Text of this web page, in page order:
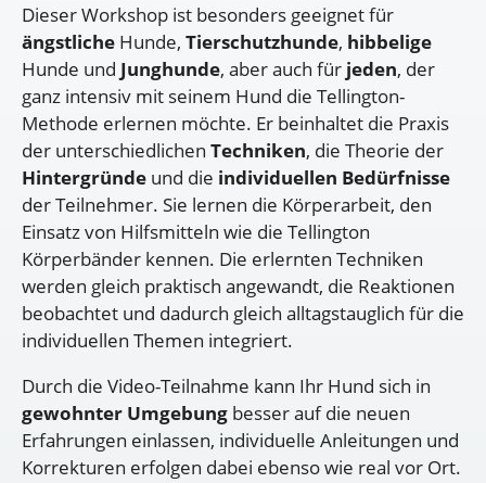
Dieser Workshop ist besonders geeignet für
ängstliche Hunde, Tierschutzhunde, hibbelige
Hunde und Junghunde, aber auch für jeden, der
ganz intensiv mit seinem Hund die Tellington-
Methode erlernen möchte. Er beinhaltet die Praxis
der unterschiedlichen Techniken, die Theorie der
Hintergründe und die individuellen Bedürfnisse
der Teilnehmer. Sie lernen die Körperarbeit, den
Einsatz von Hilfsmitteln wie die Tellington
Körperbänder kennen. Die erlernten Techniken
werden gleich praktisch angewandt, die Reaktionen
beobachtet und dadurch gleich alltagstauglich für die
individuellen Themen integriert.
Durch die Video-Teilnahme kann Ihr Hund sich in
gewohnter Umgebung besser auf die neuen
Erfahrungen einlassen, individuelle Anleitungen und
Korrekturen erfolgen dabei ebenso wie real vor Ort.